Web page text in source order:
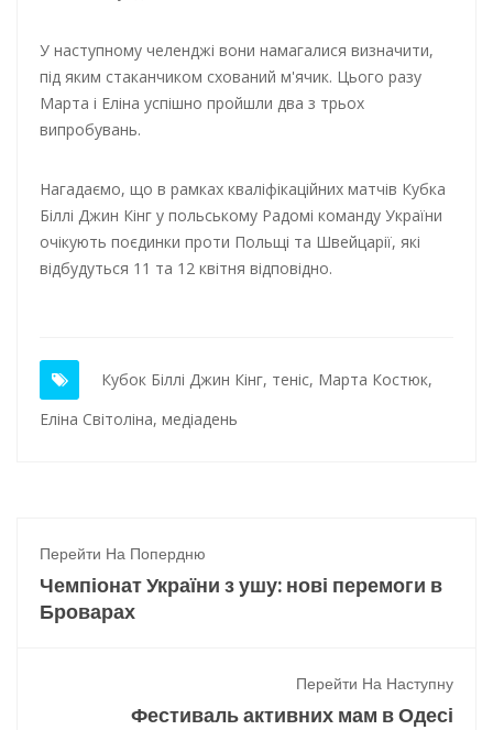
У наступному челенджі вони намагалися визначити,
під яким стаканчиком схований м'ячик. Цього разу
Марта і Еліна успішно пройшли два з трьох
випробувань.
Нагадаємо, що в рамках кваліфікаційних матчів Кубка
Біллі Джин Кінг у польському Радомі команду України
очікують поєдинки проти Польщі та Швейцарії, які
відбудуться 11 та 12 квітня відповідно.
Кубок Біллі Джин Кінг, теніс, Марта Костюк,
Еліна Світоліна, медіадень
Перейти На Попердню
Чемпіонат України з ушу: нові перемоги в
Броварах
Перейти На Наступну
Фестиваль активних мам в Одесі